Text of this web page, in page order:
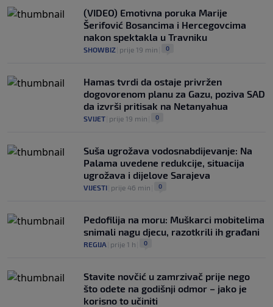
ulogu u Milanu: Gazzetta nagovijestila
veliki potez
NOGOMET |prije 6 h | 0
(VIDEO) Emotivna poruka Marije
Šerifović Bosancima i Hercegovcima
nakon spektakla u Travniku
SHOWBIZ prije 19 min 0
Hamas tvrdi da ostaje privržen
dogovorenom planu za Gazu, poziva SAD
da izvrši pritisak na Netanyahua
SVIJET prije 19 min 0
Suša ugrožava vodosnabdijevanje: Na
Palama uvedene redukcije, situacija
ugrožava i dijelove Sarajeva
VIJESTI prije 46 min 0
Pedofilija na moru: Muškarci mobitelima
snimali nagu djecu, razotkrili ih građani
REGIJA prije 1 h 0
Stavite novčić u zamrzivač prije nego
što odete na godišnji odmor – jako je
korisno to učiniti